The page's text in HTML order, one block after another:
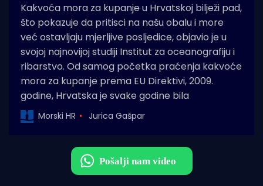
Kakvoća mora za kupanje u Hrvatskoj bilježi pad,
što pokazuje da pritisci na našu obalu i more
već ostavljaju mjerljive posljedice, objavio je u
svojoj najnovijoj studiji Institut za oceanografiju i
ribarstvo. Od samog početka praćenja kakvoće
mora za kupanje prema EU Direktivi, 2009.
godine, Hrvatska je svake godine bila
Morski HR Jurica Gašpar